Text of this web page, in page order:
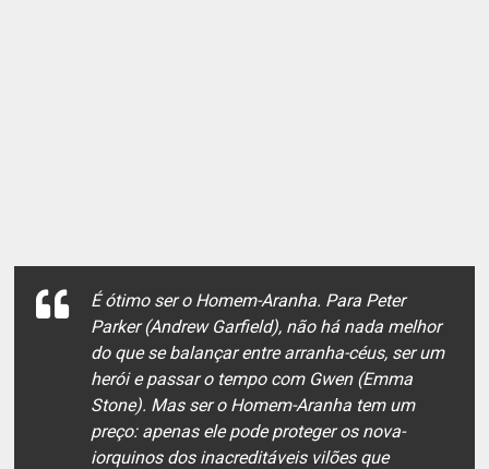
É ótimo ser o Homem-Aranha. Para Peter
Parker (Andrew Garfield), não há nada melhor
do que se balançar entre arranha-céus, ser um
herói e passar o tempo com Gwen (Emma
Stone). Mas ser o Homem-Aranha tem um
preço: apenas ele pode proteger os nova-
iorquinos dos inacreditáveis vilões que